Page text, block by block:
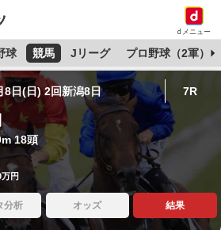
dメニュー
球 競馬 Jリーグ プロ野球（2軍）
8日(日) 2回新潟8日 7R
18頭
円
分析 オッズ 結果